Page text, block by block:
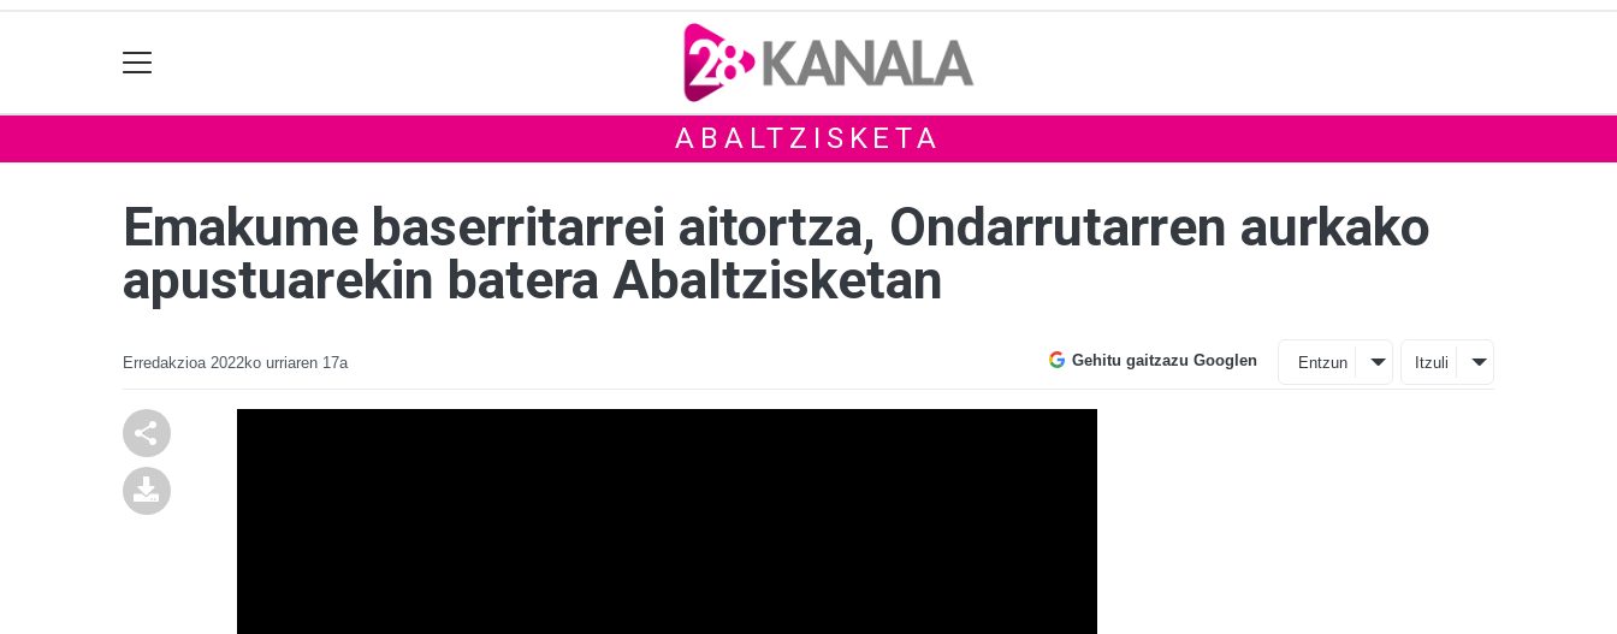
ABALTZISKETA
Emakume baserritarrei aitortza, Ondarrutarren aurkako
apustuarekin batera Abaltzisketan
Erredakzioa 2022ko urriaren 17a Gehitu gaitzazu Googlen Entzun Itzuli